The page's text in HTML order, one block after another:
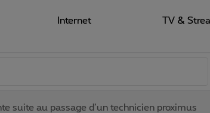
Internet TV &
suite au passage d’un technicien proximus